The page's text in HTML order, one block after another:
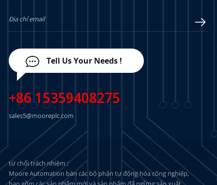
Tell Us Your Needs !
+86 15359408275
sales5@mooreplc.com
từ chối trách nhiệm :
Moore Automation bán các bộ phận tự động hóa công nghiệp,